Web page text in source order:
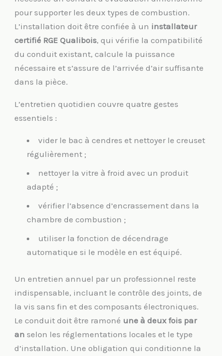
pour supporter les deux types de combustion.
L’installation doit être confiée à un installateur
certifié RGE Qualibois, qui vérifie la compatibilité
du conduit existant, calcule la puissance
nécessaire et s’assure de l’arrivée d’air suffisante
dans la pièce.
L’entretien quotidien couvre quatre gestes
essentiels :
vider le bac à cendres et nettoyer le creuset
régulièrement ;
nettoyer la vitre à froid avec un produit
adapté ;
vérifier l’absence d’encrassement dans la
chambre de combustion ;
utiliser la fonction de décendrage
automatique si le modèle en est équipé.
Un entretien annuel par un professionnel reste
indispensable, incluant le contrôle des joints, de
la vis sans fin et des composants électroniques.
Le conduit doit être ramoné une à deux fois par
an selon les réglementations locales et le type
d’installation. Une obligation qui conditionne la